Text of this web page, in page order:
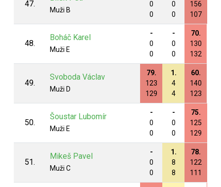
47.
Muži B
0
0
0
0
156
107
48.
Boháč Karel
Muži E
-
0
0
-
0
0
70.
130
132
49.
Svoboda Václav
Muži D
79.
123
129
1.
4
4
60.
140
123
50.
Šoustar Lubomír
Muži E
-
0
0
-
0
0
75.
125
129
51.
Mikeš Pavel
Muži C
-
0
0
1.
8
8
78.
122
111